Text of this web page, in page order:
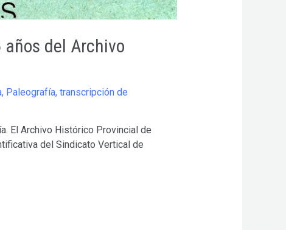
del Archivo
, Paleografía, transcripción de
El Archivo Histórico Provincial de
del Sindicato Vertical de